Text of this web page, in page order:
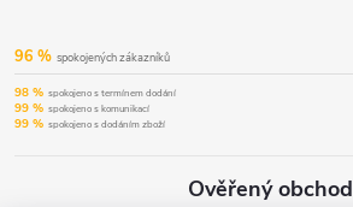
96 % spokojených zákazníků
98 % spokojeno s termínem dodání
99 % spokojeno s komunikací
99 % spokojeno s dodáním zboží
Ověřený obchod